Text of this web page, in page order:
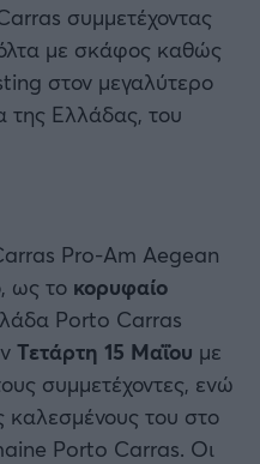
συμμετέχοντας
με σκάφος καθώς
στον μεγαλύτερο
της Ελλάδας, του
Pro-Am Aegean
ως το κορυφαίο
Porto Carras
Τετάρτη 15 Μαΐου με
συμμετέχοντες, ενώ
καλεσμένους του στο
Porto Carras. Οι